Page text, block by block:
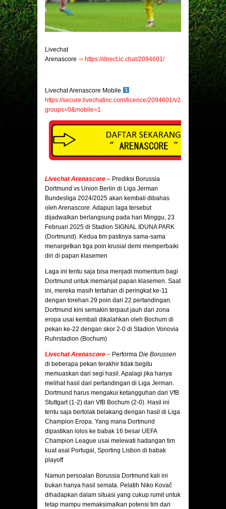
Livechat
Arenascore ⇒ https://direct.lc.chat/2094601/
Livechat Arenascore Mobile
https://secure.livechatinc.com/licence/2094601/v2/open_chat.cgi?
groups=0&mobile=1
Livechat Arenascore – Prediksi Borussia
Dortmund vs Union Berlin di Liga Jerman
Bundesliga 2024/2025 akan kembali dibahas
oleh Arenascore. Adapun laga tersebut
dijadwalkan berlangsung pada hari Minggu, 23
Februari 2025 di Stadion SIGNAL IDUNA PARK
(Dortmund). Kedua tim pastinya sama-sama
menargetkan tiga poin krusial demi memperbaiki
diri di papan klasemen
Laga ini tentu saja bisa menjadi momentum bagi
Dortmund untuk memanjat papan klasemen. Saat
ini, mereka masih tertahan di peringkat ke-11
dengan torehan 29 poin dari 22 pertandingan.
Dortmund kini semakin terpaut jauh dari zona
eropa usai kembali dikalahkan oleh Bochum di
pekan ke-22 dengan skor 2-0 di Stadion Vonovia
Ruhrstadion (Bochum)
Livechat Arenascore – Performa Die Borussen
di beberapa pekan terakhir tidak begitu
memuaskan dari segi hasil. Apalagi jika hanya
melihat hasil dari pertandingan di Liga Jerman.
Dortmund harus mengakui ketangguhan dari VfB
Stuttgart (1-2) dan VfB Bochum (2-0). Hasil ini
tentu saja bertolak belakang dengan hasil di Liga
Champion Eropa. Yang mana Dortmund
dipastikan lolos ke babak 16 besar UEFA
Champion League usai melewati hadangan tim
kuat asal Portugal, Sporting Lisbon di babak
playoff
Namun persoalan Borussia Dortmund kali ini
bukan hanya hasil semata. Pelatih Niko Kovač
dihadapkan dalam situasi yang cukup rumit untuk
tetap mampu memaksimalkan potensi tim dari